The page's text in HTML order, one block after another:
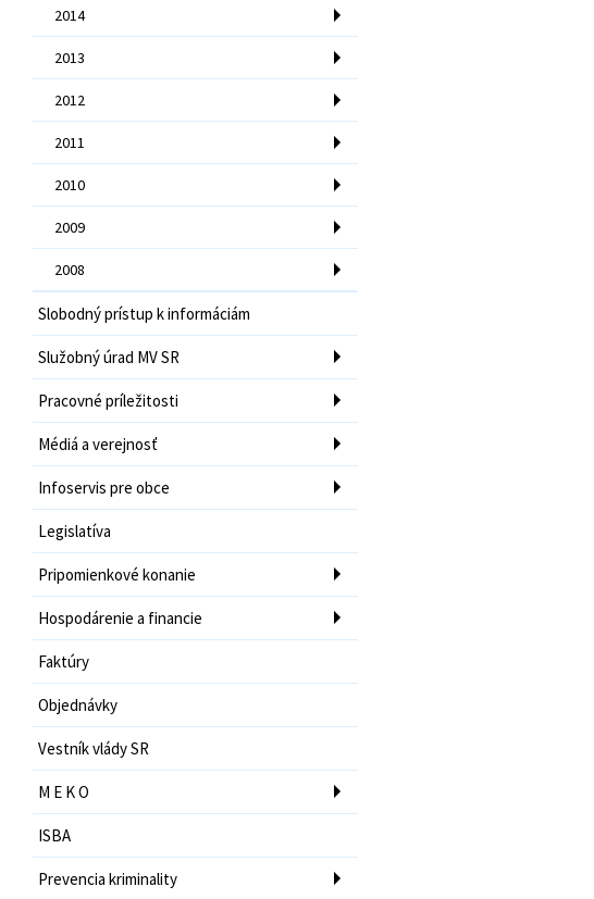
2014
2013
2012
2011
2010
2009
2008
Slobodný prístup k informáciám
Služobný úrad MV SR
Pracovné príležitosti
Médiá a verejnosť
Infoservis pre obce
Legislatíva
Pripomienkové konanie
Hospodárenie a financie
Faktúry
Objednávky
Vestník vlády SR
M E K O
ISBA
Prevencia kriminality